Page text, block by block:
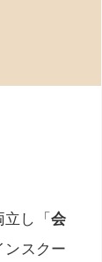
し「 会
ンスクー